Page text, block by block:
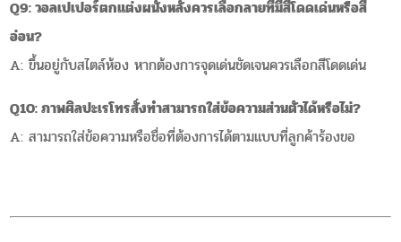
Q9: วอลเปเปอร์ตกแต่งผนังหลังควรเลือกลายที่มีสีโดดเด่นหรือสี
อ่อน?
A: ขึ้นอยู่กับสไตล์ห้อง หากต้องการจุดเด่นชัดเจนควรเลือกสีโดดเด่น
Q10: ภาพศิลปะเรโทรสั่งทำสามารถใส่ข้อความส่วนตัวได้หรือไม่?
A: สามารถใส่ข้อความหรือชื่อที่ต้องการได้ตามแบบที่ลูกค้าร้องขอ